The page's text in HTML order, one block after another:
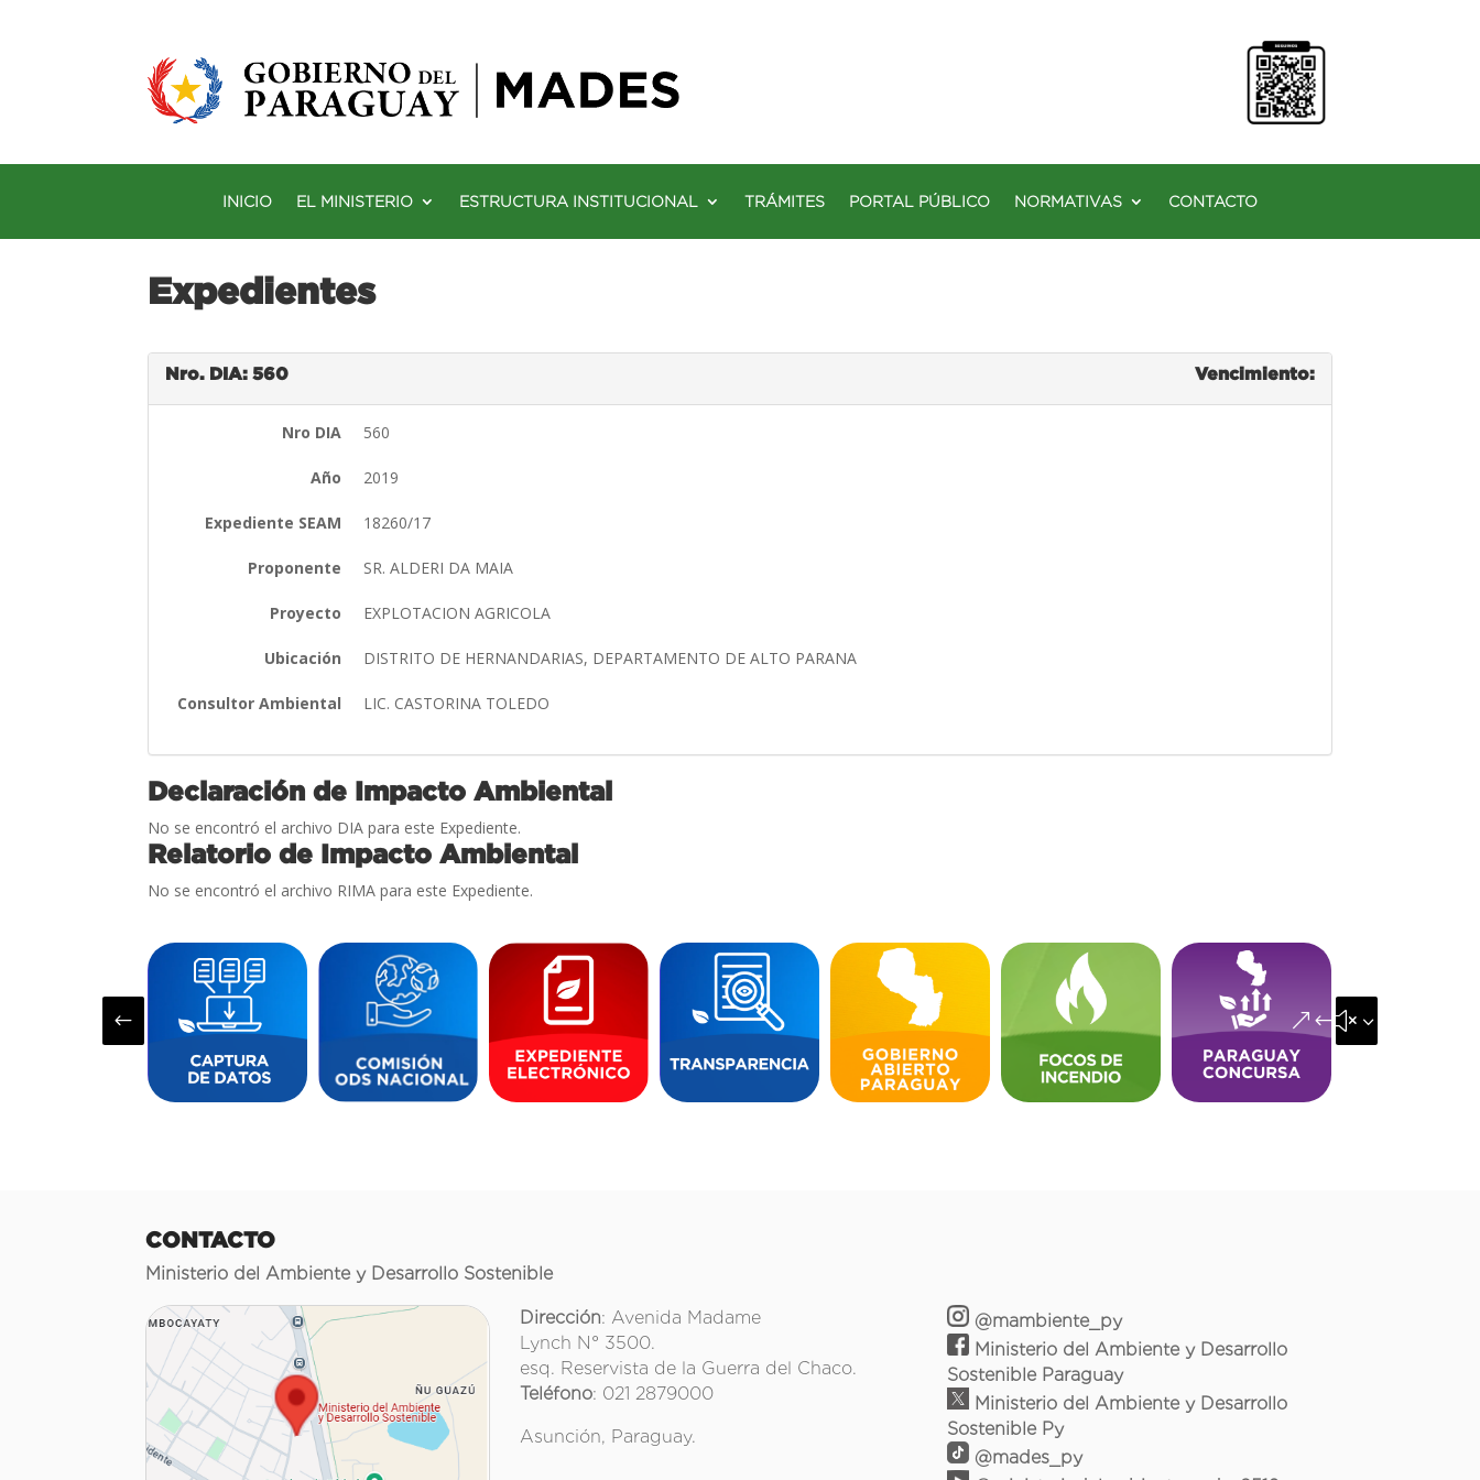
INICIO EL MINISTERIO ESTRUCTURA INSTITUCIONAL TRÁMITES PORTAL PÚBLICO NORMATIVAS CONTACTO
Expedientes
Nro. DIA: 560 Vencimiento:
Nro DIA 560
Año 2019
Expediente SEAM 18260/17
Proponente SR. ALDERI DA MAIA
Proyecto EXPLOTACION AGRICOLA
Ubicación DISTRITO DE HERNANDARIAS, DEPARTAMENTO DE ALTO PARANA
Consultor Ambiental LIC. CASTORINA TOLEDO
Declaración de Impacto Ambiental
No se encontró el archivo DIA para este Expediente.
Relatorio de Impacto Ambiental
No se encontró el archivo RIMA para este Expediente.
# &#x35;
CONTACTO
Ministerio del Ambiente y Desarrollo Sostenible
Dirección: Avenida Madame
Lynch N° 3500.
esq. Reservista de la Guerra del Chaco.
Teléfono: 021 2879000
Asunción, Paraguay.
@mambiente_py
Ministerio del Ambiente y Desarrollo
Sostenible Paraguay
Ministerio del Ambiente y Desarrollo
Sostenible Py
@mades_py